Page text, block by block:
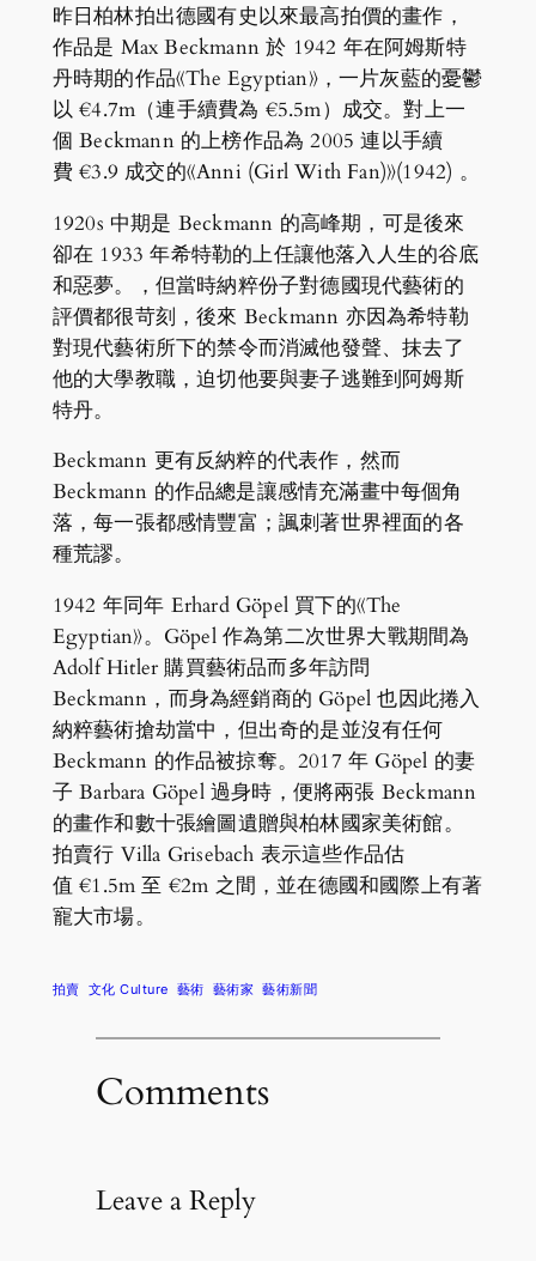
昨日柏林拍出德國有史以來最高拍價的畫作，
作品是 Max Beckmann 於 1942 年在阿姆斯特
丹時期的作品《The Egyptian》，一片灰藍的憂鬱
以 €4.7m（連手續費為 €5.5m）成交。對上一
個 Beckmann 的上榜作品為 2005 連以手續
費 €3.9 成交的《Anni (Girl With Fan)》(1942) 。
1920s 中期是 Beckmann 的高峰期，可是後來
卻在 1933 年希特勒的上任讓他落入人生的谷底
和惡夢。，但當時納粹份子對德國現代藝術的
評價都很苛刻，後來 Beckmann 亦因為希特勒
對現代藝術所下的禁令而消滅他發聲、抹去了
他的大學教職，迫切他要與妻子逃難到阿姆斯
特丹。
Beckmann 更有反納粹的代表作，然而
Beckmann 的作品總是讓感情充滿畫中每個角
落，每一張都感情豐富；諷刺著世界裡面的各
種荒謬。
1942 年同年 Erhard Göpel 買下的《The
Egyptian》。Göpel 作為第二次世界大戰期間為
Adolf Hitler 購買藝術品而多年訪問
Beckmann，而身為經銷商的 Göpel 也因此捲入
納粹藝術搶劫當中，但出奇的是並沒有任何
Beckmann 的作品被掠奪。2017 年 Göpel 的妻
子 Barbara Göpel 過身時，便將兩張 Beckmann
的畫作和數十張繪圖遺贈與柏林國家美術館。
拍賣行 Villa Grisebach 表示這些作品估
值 €1.5m 至 €2m 之間，並在德國和國際上有著
寵大市場。
拍賣 文化 Culture 藝術 藝術家 藝術新聞
Comments
Leave a Reply